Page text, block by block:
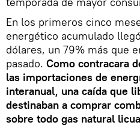
En los primeros cinco
energético acumulado
dólares, un 79% más que
pasado. Como contracara
las importaciones de
interanual, una caída que
destinaban a comprar
sobre todo gas natural